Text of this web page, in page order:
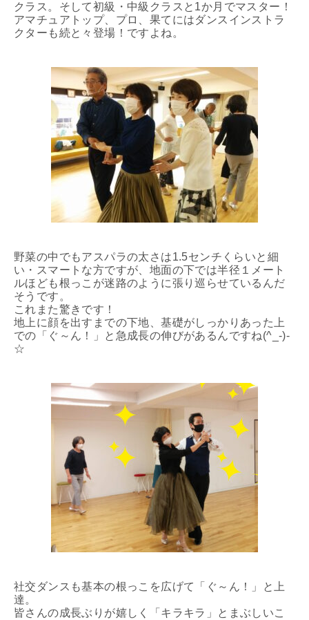
クラス。そして初級・中級クラスと1か月でマスター！
アマチュアトップ、プロ、果てにはダンスインストラ
クターも続と々登場！ですよね。
野菜の中でもアスパラの太さは1.5センチくらいと細
い・スマートな方ですが、地面の下では半径１メート
ルほども根っこが迷路のように張り巡らせているんだ
そうです。
これまた驚きです！
地上に顔を出すまでの下地、基礎がしっかりあった上
での「ぐ～ん！」と急成長の伸びがあるんですね(^_-)-
☆
社交ダンスも基本の根っこを広げて「ぐ～ん！」と上
達。
皆さんの成長ぶりが嬉しく「キラキラ」とまぶしいこ